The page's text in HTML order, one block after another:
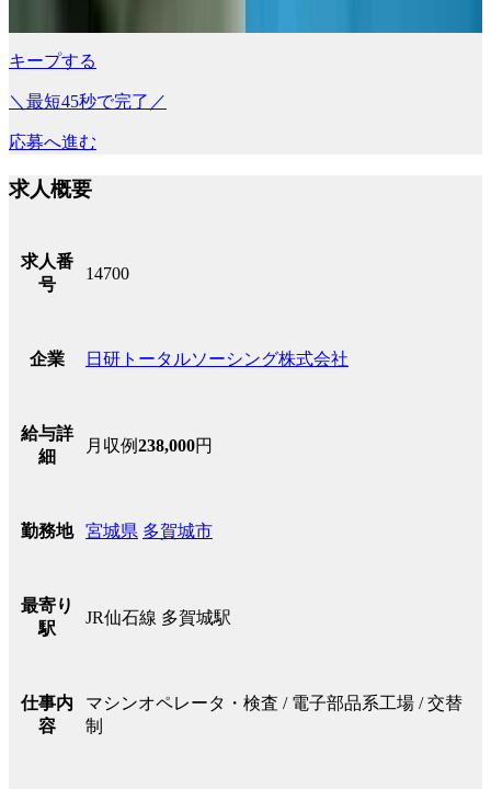
キープする
＼最短45秒で完了／
応募へ進む
求人概要
求人番
号
14700
企業 日研トータルソーシング株式会社
給与詳
細
月収例238,000円
勤務地 宮城県 多賀城市
最寄り
駅
JR仙石線 多賀城駅
仕事内
容
マシンオペレータ・検査 / 電子部品系工場 / 交替
制